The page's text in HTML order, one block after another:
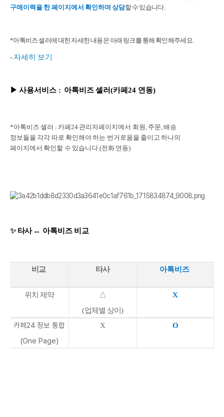
구매이력을 한 페이지에서 확인하며 상담할 수 있습니다.
*아톡비즈 셀러에 대한 자세한 내용은 아래 링크를 통해 확인해주세요.
-자세히 보기
▶사용서비스 : 아톡비즈 셀러(카페24 연동)
*아톡비즈 셀러 : 카페24 관리자페이지에서 회원, 주문, 배송
정보들을 각각 따로 확인해야 하는 번거로움을 줄이고하나의
페이지에서 확인할 수 있습니다.(전화 연동)
✨타사 ↔ 아톡비즈 비교
비교 타사 아톡비즈
위치 제약
△
(업체별 상이)
X
카페24 정보 통합
(One Page)
X O